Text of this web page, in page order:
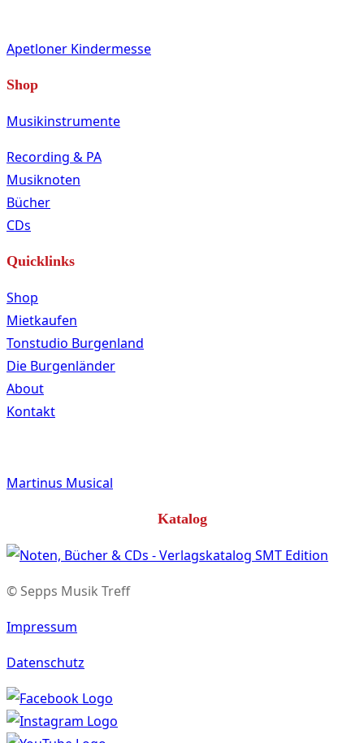
Apetloner Kindermesse
Shop
Musikinstrumente
Recording & PA
Musiknoten
Bücher
CDs
Quicklinks
Shop
Mietkaufen
Tonstudio Burgenland
Die Burgenländer
About
Kontakt
Martinus Musical
Katalog
© Sepps Musik Treff
Impressum
Datenschutz